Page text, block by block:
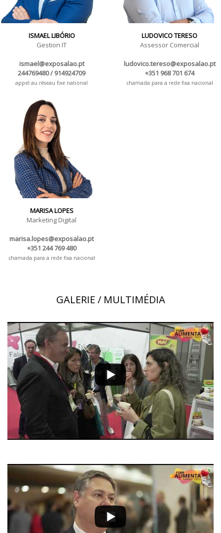
ISMAEL LIBÓRIO
Gestion IT
ismael@exposalao.pt
244769480 / 914924709
appel au réseau fixe national
LUDOVICO TERESO
Assessor Comercial
ludovico.tereso@exposalao.pt
+351 968 701 674
chamada para a rede fixa nacional
MARISA LOPES
Marketing Digital
marisa.lopes@exposalao.pt
+351 244 769 480
chamada para a rede fixa nacional
GALERIE / MULTIMÉDIA